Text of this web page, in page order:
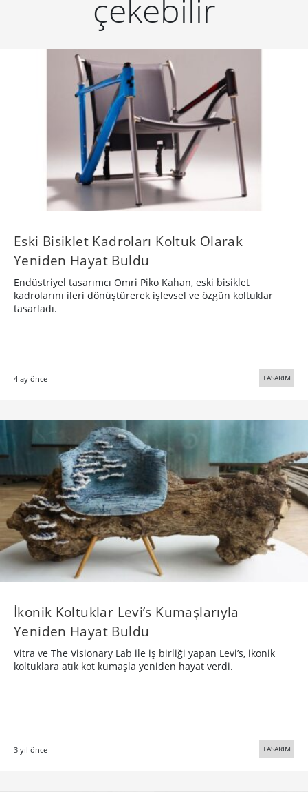
çekebilir
Eski Bisiklet Kadroları Koltuk Olarak
Yeniden Hayat Buldu
Endüstriyel tasarımcı Omri Piko Kahan, eski bisiklet
kadrolarını ileri dönüştürerek işlevsel ve özgün koltuklar
tasarladı.
4 ay önce TASARIM
İkonik Koltuklar Levi’s Kumaşlarıyla
Yeniden Hayat Buldu
Vitra ve The Visionary Lab ile iş birliği yapan Levi’s, ikonik
koltuklara atık kot kumaşla yeniden hayat verdi.
3 yıl önce TASARIM